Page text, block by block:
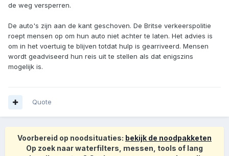
de weg versperren.
De auto's zijn aan de kant geschoven. De Britse verkeerspolitie
roept mensen op om hun auto niet achter te laten. Het advies is
om in het voertuig te blijven totdat hulp is gearriveerd. Mensen
wordt geadviseerd hun reis uit te stellen als dat enigszins
mogelijk is.
Quote
Voorbereid op noodsituaties: bekijk de noodpakketen
Op zoek naar waterfilters, messen, tools of lang